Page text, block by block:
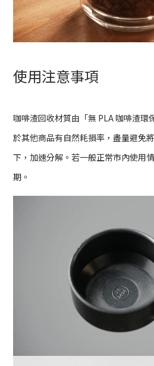
使用注意事項
咖啡渣回收材質由「無 PLA 咖啡渣環
於其他商品有自然耗損率，盡量避免
下，加速分解。若一般正常市內使用
期。